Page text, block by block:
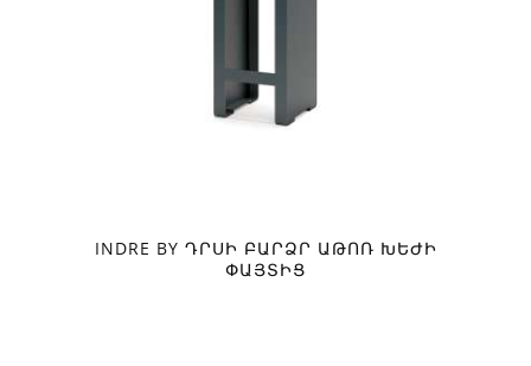
INDRE BY ԴՐՍԻ ԲԱՐՁՐ ԱԹՈՌ ԽԵԺԻ
ՓԱՅՏԻՑ